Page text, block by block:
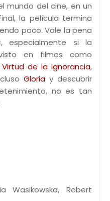
mundo del cine, en un
la película termina
poco. Vale la pena
, especialmente si la
en filmes como
de la Ignorancia,
Gloria y descubrir
no es tan
Wasikowska, Robert